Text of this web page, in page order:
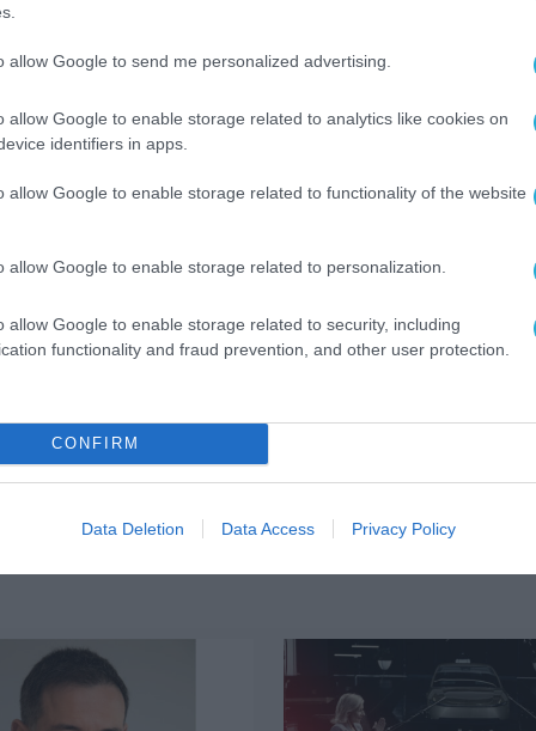
allow Google to send me personalized advertising.
allow Google to enable storage related to analytics like cookies on
identifiers in apps.
allow Google to enable storage related to functionality of the website
allow Google to enable storage related to personalization.
allow Google to enable storage related to security, including
functionality and fraud prevention, and other user protection.
CONFIRM
Data Deletion Data Access Privacy Policy
τιμή για μένα η ανάληψη αυτού του νέου ρόλου
ανάπτυξης και ισχυρή προσήλωση στη
και την κοινωνία. Σε στενή συνεργασία
Oteroστην Ιβηρική, τονΔημήτρη Ψαρρήστην
στην Κεντρική και Ανατολική
να αξιοποιήσουμε το πλήρες φάσμα των
μας να ενισχύσουν την ανθεκτικότητά τους
Παράλληλα, παραμένουμε προσηλωμένοι στην
επόμενη γενιά ηγετικών στελεχών της
ώστε να προσφέρουμε ακόμη